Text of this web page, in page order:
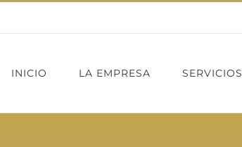
INICIO LA EMPRESA SERVICIOS